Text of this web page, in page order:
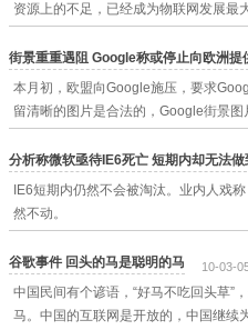
资源上的不足，已经成为物联网发展最
街景重重遇阻 Google称或停止向欧洲提
本月初，欧盟向Google施压，要求
留清晰的图片是合法的，Google街景
分析称微软亟待IE6死亡 短期内却无法做
IE6短期内仍然不会被淘汰。业内人戏
然不动。
谷歌事件 回头的马是聪明的马 10-03-
中国民间有个谚语，“好马不吃回头草”
马。中国的互联网是开放的，中国继续